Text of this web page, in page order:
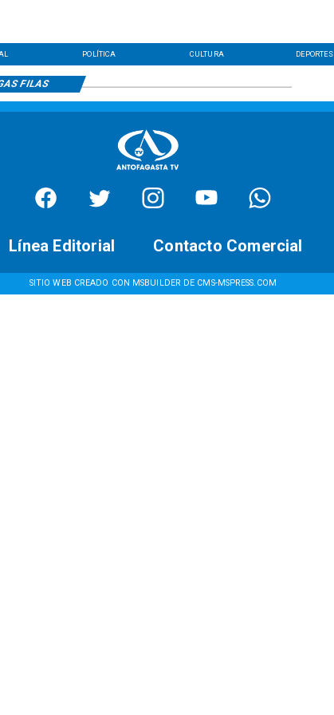
POLÍTICA CULTURA DEPORTES
FILAS
SITIO WEB CREADO CON MSBUILDER DE CMS-MSPRESS.COM
Contacto Comercial
Línea Editorial